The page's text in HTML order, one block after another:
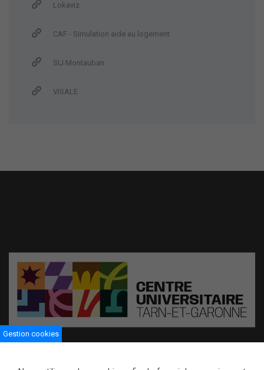
Lokaviz
CAF - Simulation aide au logement
SIJ Montauban
VISALE
Gestion cookies